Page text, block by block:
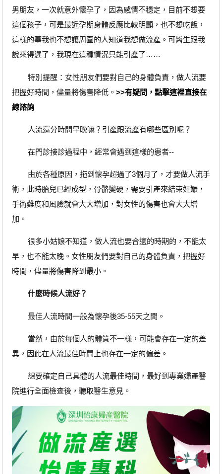
男朋友，一次就意外懷孕了，因為感情不穩定，目前不想要
這個孩子，可是最近孕期身體反應比較明顯，也不想吃飯，
這樣的事我也不想讓周圍的人知道我想做流產。可醫生跟我
說來得遲了，我現在這種情況只能引產了……
特別提醒：女性朋友們要對自己的身體負責，做人流要
把握好時間，儘量將傷害降低。 >>有疑問，點擊這裡直接在
線諮詢
人流還分時間早晚嘛？引產跟流產有哪些區別呢？
在門診接診過程中，經常會遇到這樣的患者--
由於各種原因，拖到懷孕超過了3個月了，才要做人流手
術，此時胎兒已經成型，骨骼變硬，需要引產來結束妊娠，
手術難度和風險就會大大增加，對女性的傷害也會大大增
加。
很多小姑娘不知道，做人流也要合適的時期的，不能太
早，也不能太晚。女性朋友們要對自己的身體負責，把握好
時間，儘量將傷害降到最小。
什麼時候人流好？
最佳人流時間一般為懷孕後35-55天之間。
當然，由於每個人的體質不一樣，可能會存在一定的差
異，因此在人流最佳時間上也存在一定的偏差。
想要確定自己具體的人流最佳時間，最好到專業婦產醫
院進行全面檢查後，聽取醫生意見。